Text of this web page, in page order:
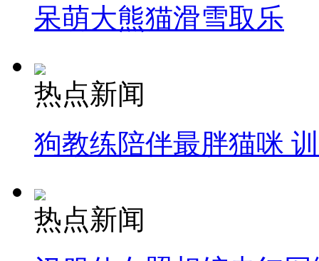
呆萌大熊猫滑雪取乐
热点新闻
狗教练陪伴最胖猫咪
热点新闻